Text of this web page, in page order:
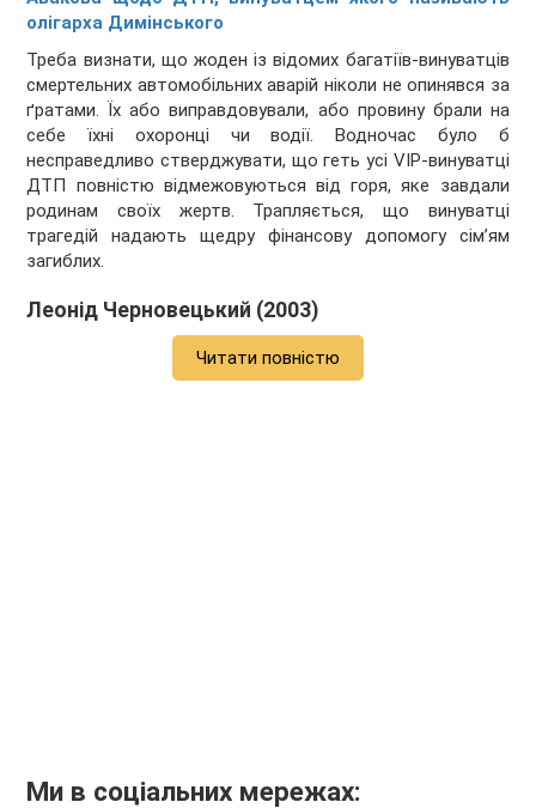
олігарха Димінського
Треба визнати, що жоден із відомих багатіїв-винуватців
смертельних автомобільних аварій ніколи не опинявся за
ґратами. Їх або виправдовували, або провину брали на
себе їхні охоронці чи водії. Водночас було б
несправедливо стверджувати, що геть усі VIP-винуватці
ДТП повністю відмежовуються від горя, яке завдали
родинам своїх жертв. Трапляється, що винуватці
трагедій надають щедру фінансову допомогу сім’ям
загиблих.
Леонід Черновецький (2003)
Читати повністю
Ми в соціальних мережах: